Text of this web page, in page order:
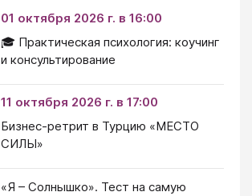
01 октября 2026 г. в 16:00
🎓 Практическая психология: коучинг
и консультирование
11 октября 2026 г. в 17:00
Бизнес-ретрит в Турцию «МЕСТО
СИЛЫ»
«Я – Солнышко». Тест на самую